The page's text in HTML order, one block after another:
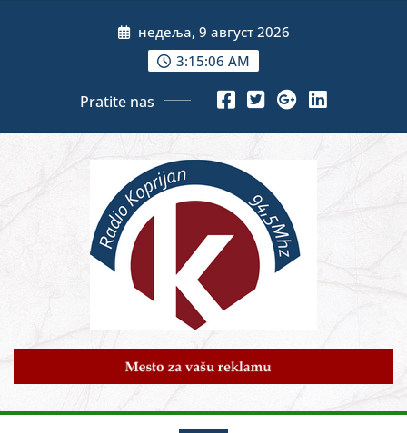
недеља, 9 август 2026
3:15:08 AM
Pratite nas